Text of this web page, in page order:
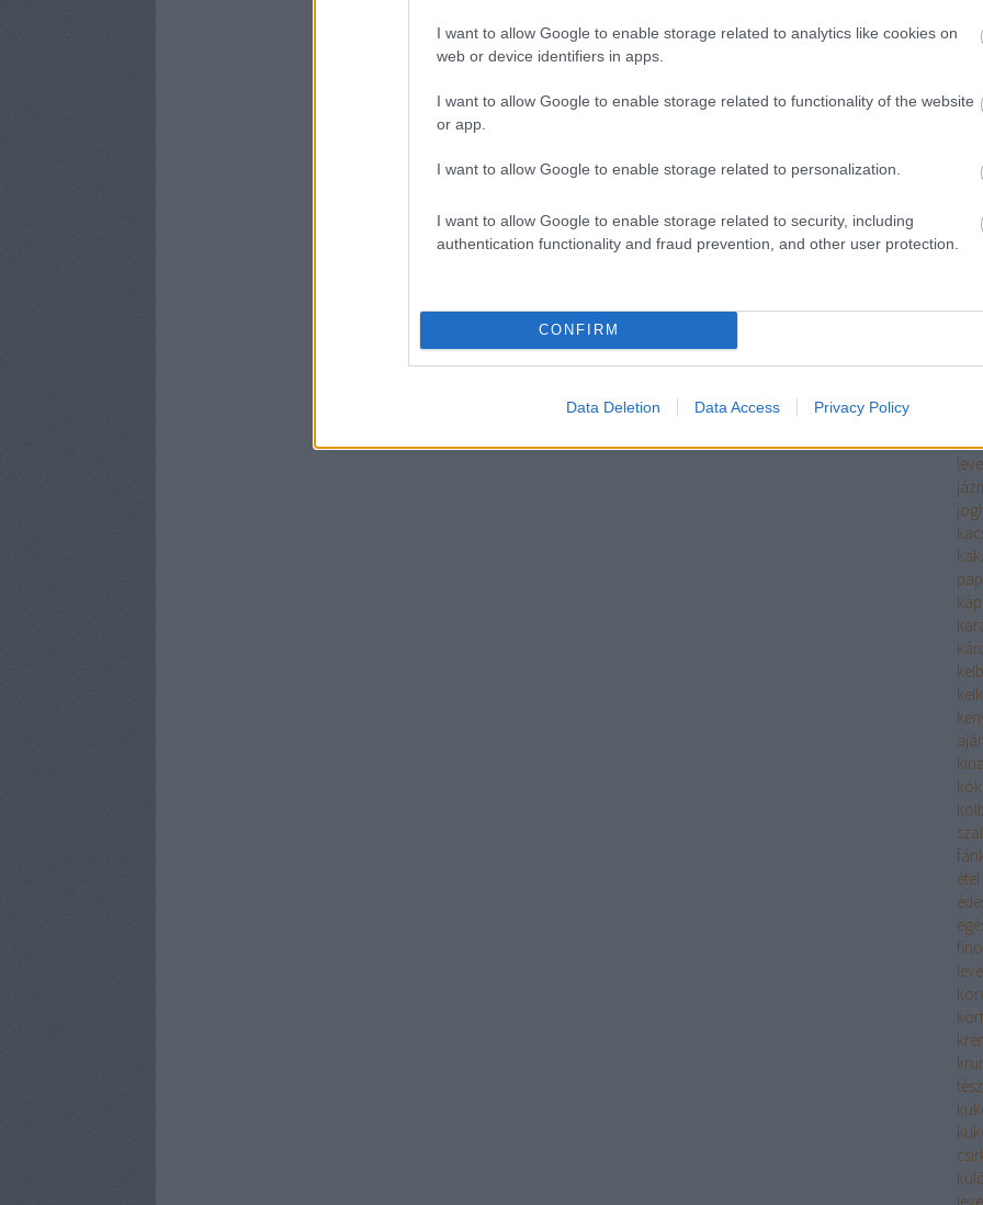
I want to allow Google to enable storage related to analytics like cookies on
web or device identifiers in apps.
I want to allow Google to enable storage related to functionality of the website
or app.
I want to allow Google to enable storage related to personalization.
I want to allow Google to enable storage related to security, including
authentication functionality and fraud prevention, and other user protection.
CONFIRM
Data Deletion Data Access Privacy Policy
étel